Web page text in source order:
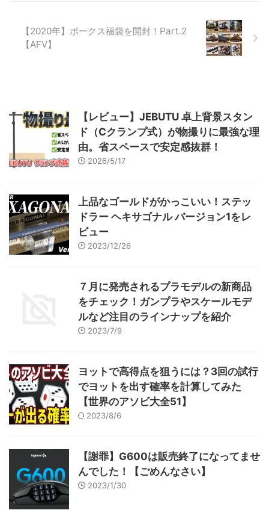
【2020年】ボークス福袋を開封！Part.2
【AFV】
【レビュー】JEBUTU 卓上背景スタン
ド（Cクランプ式）が物撮りに最強な理
由。省スペースで安定感抜群！
2026/5/17
上品なゴールドがかっこいい！ステッ
ドラー ヘキサゴナル バージョン1をレ
ビュー
2023/12/26
７月に発売されるプラモデルの新商品
をチェック！ガンプラやスケールモデ
ルなど注目のラインナップを紹介
2023/7/9
ヨットで高得点を狙うには？3回の試行
でヨットを出す確率を計算してみた
【世界のアソビ大全51】
2023/8/6
【謝罪】G600は販売終了になってませ
んでした！【ごめんなさい】
2023/1/30